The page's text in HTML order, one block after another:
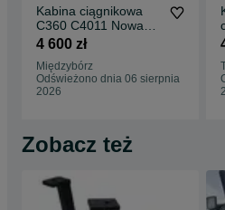
Kabina ciągnikowa
C360 C4011 Nowa
kabina c360 Maska
4 600 zł
Międzybórz
Odświeżono dnia 06 sierpnia
2026
Zobacz też